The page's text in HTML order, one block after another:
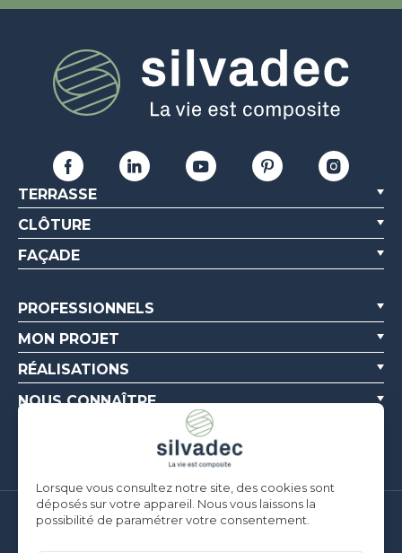
TERRASSE
CLÔTURE
FAÇADE
PROFESSIONNELS
MON PROJET
RÉALISATIONS
NOUS CONNAÎTRE
Silvadec France
Lorsque vous consultez notre site, des cookies sont
déposés sur votre appareil. Nous vous laissons la
possibilité de paramétrer votre consentement.